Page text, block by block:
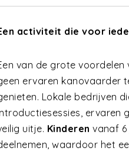
activiteit die voor
van de grote voordelen
ervaren kanovaarder
Lokale bedrijven
ervaren
uitje. Kinderen vanaf
waardoor het